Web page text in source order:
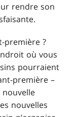
rendre son
première ?
où vous
pourraient
première –
nouvelle
nouvelles